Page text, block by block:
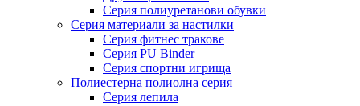
Серия полиуретанови обувки
Серия материали за настилки
Серия фитнес тракове
Серия PU Binder
Серия спортни игрища
Полиестерна полиолна серия
Серия лепила